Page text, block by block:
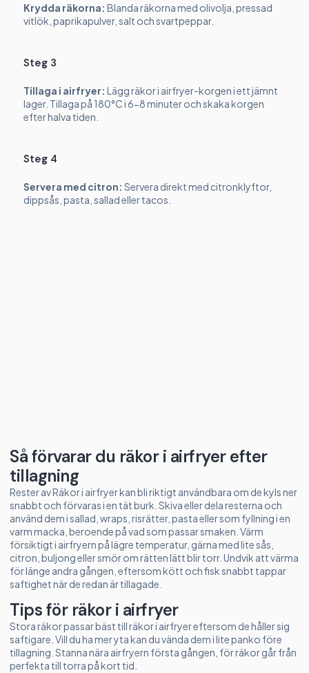
Krydda räkorna: Blanda räkorna med olivolja, pressad
vitlök, paprikapulver, salt och svartpeppar.
Steg 3
Tillaga i airfryer: Lägg räkor i airfryer-korgen i ett jämnt
lager. Tillaga på 180°C i 6-8 minuter och skaka korgen
efter halva tiden.
Steg 4
Servera med citron: Servera direkt med citronklyftor,
dippsås, pasta, sallad eller tacos.
Så förvarar du räkor i airfryer efter
tillagning
Rester av Räkor i airfryer kan bli riktigt användbara om de kyls ner
snabbt och förvaras i en tät burk. Skiva eller dela resterna och
använd dem i sallad, wraps, risrätter, pasta eller som fyllning i en
varm macka, beroende på vad som passar smaken. Värm
försiktigt i airfryern på lägre temperatur, gärna med lite sås,
citron, buljong eller smör om rätten lätt blir torr. Undvik att värma
för länge andra gången, eftersom kött och fisk snabbt tappar
saftighet när de redan är tillagade.
Tips för räkor i airfryer
Stora räkor passar bäst till räkor i airfryer eftersom de håller sig
saftigare. Vill du ha mer yta kan du vända dem i lite panko före
tillagning. Stanna nära airfryern första gången, för räkor går från
perfekta till torra på kort tid.